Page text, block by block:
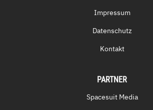
Impressum
Datenschutz
Kontakt
PARTNER
Spacesuit Media